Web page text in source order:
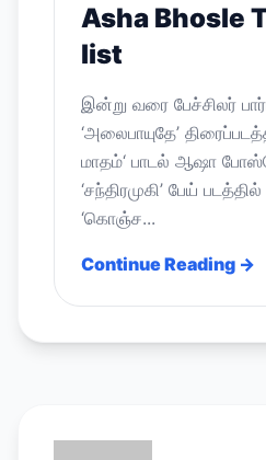
Asha Bhosle
list
இன்று வரை பேச்சிலர்
‘அலைபாயுதே’
மாதம்‘ பாடல் ஆஷா
‘சந்திரமுகி’ பேய்
‘கொஞ்ச...
Continue Reading →